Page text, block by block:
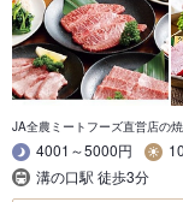
JA全農ミートフーズ直営店の
4001～5000円
溝の口駅 徒歩3分